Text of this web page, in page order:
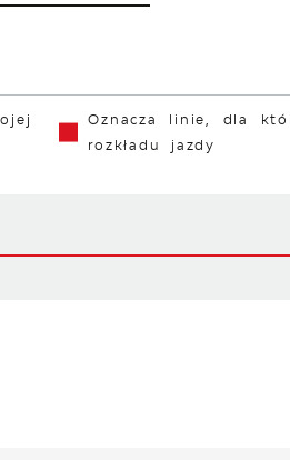
Oznacza linie, dla
rozkładu jazdy